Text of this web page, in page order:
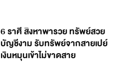
6 ราศี สิงหาพารวย ทรัพย์สวย
บัญชีงาม รับทรัพย์จากสายเปย์
เงินหมุนเข้าไม่ขาดสาย